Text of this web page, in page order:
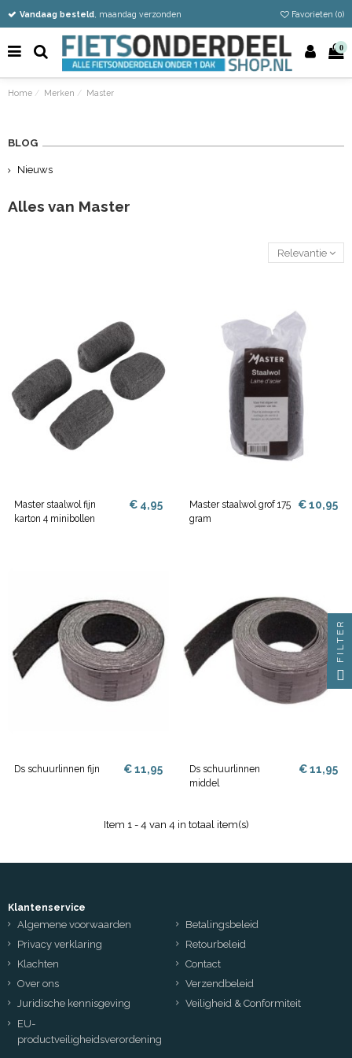
Vandaag besteld, maandag verzonden
Gratis verzending vanaf €50
Eenvoudig retour Favorieten (0)
0
Home Merken Master
Alles van Master
Relevantie
Master staalwol fijn
karton 4 minibollen
€ 4,95
Master staalwol grof 175
gram
€ 10,95
Ds schuurlinnen fijn € 11,95
Ds schuurlinnen
middel
€ 11,95
Item 1 - 4 van 4 in totaal item(s)
BLOG
Nieuws
Klantenservice
Algemene voorwaarden
Betalingsbeleid
Privacy verklaring
Retourbeleid
Klachten
Contact
Over ons
Verzendbeleid
Juridische kennisgeving
Veiligheid & Conformiteit
EU-
productveiligheidsverordening
FILTER